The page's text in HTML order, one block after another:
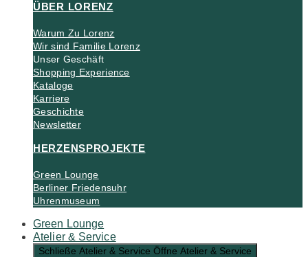
ÜBER LORENZ
Warum Zu Lorenz
Wir sind Familie Lorenz
Unser Geschäft
Shopping Experience
Kataloge
Karriere
Geschichte
Newsletter
HERZENSPROJEKTE
Green Lounge
Berliner Friedensuhr
Uhrenmuseum
Green Lounge
Atelier & Service
Schließe Atelier & Service Öffne Atelier & Service